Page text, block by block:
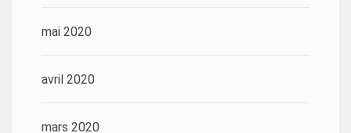
mai 2020
avril 2020
mars 2020